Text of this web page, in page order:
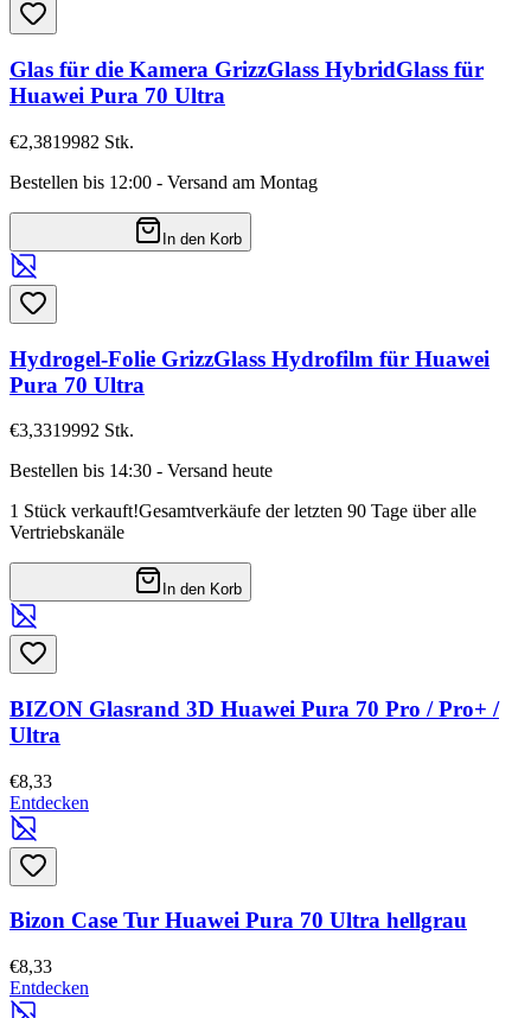
Glas für die Kamera GrizzGlass HybridGlass für
Huawei Pura 70 Ultra
€2,3819982 Stk.
Bestellen bis 12:00 - Versand am Montag
In den Korb
Hydrogel-Folie GrizzGlass Hydrofilm für Huawei
Pura 70 Ultra
€3,3319992 Stk.
Bestellen bis 14:30 - Versand heute
1 Stück verkauft!Gesamtverkäufe der letzten 90 Tage über alle
Vertriebskanäle
In den Korb
BIZON Glasrand 3D Huawei Pura 70 Pro / Pro+ /
Ultra
€8,33
Entdecken
Bizon Case Tur Huawei Pura 70 Ultra hellgrau
€8,33
Entdecken